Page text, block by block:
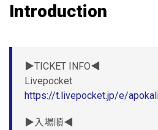
Introduction
▶︎TICKET INFO◀︎
Livepocket
https://t.livepocket.jp/e/
▶︎入場順◀︎